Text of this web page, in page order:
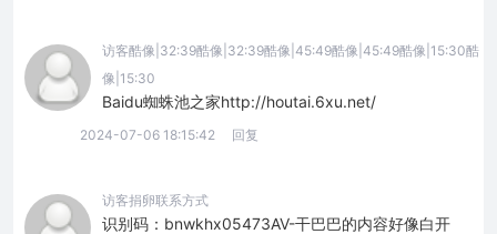
访客酷像|32:39酷像|32:39酷像|45:49酷像|45:49酷像|15:30酷
像|15:30
Baidu蜘蛛池之家http://houtai.6xu.net/
2024-07-06 18:15:42 回复
访客捐卵联系方式
识别码：bnwkhx05473AV-干巴巴的内容好像白开